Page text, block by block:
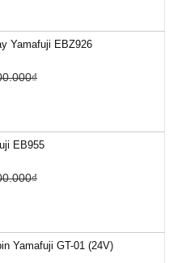
Yamafuji EBZ926
EB955
Yamafuji GT-01 (24V)